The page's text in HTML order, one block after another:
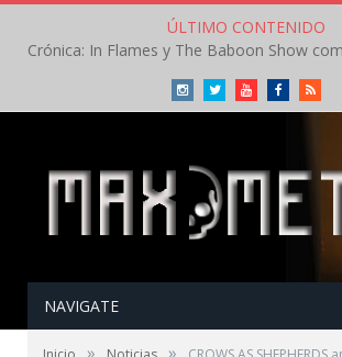
ÚLTIMO CONTENIDO
InstagramTwitterYoutubeFacebookRSS
NAVIGATE